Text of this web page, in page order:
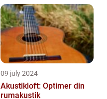
09 july 2024
Akustikloft: Optimer din
rumakustik